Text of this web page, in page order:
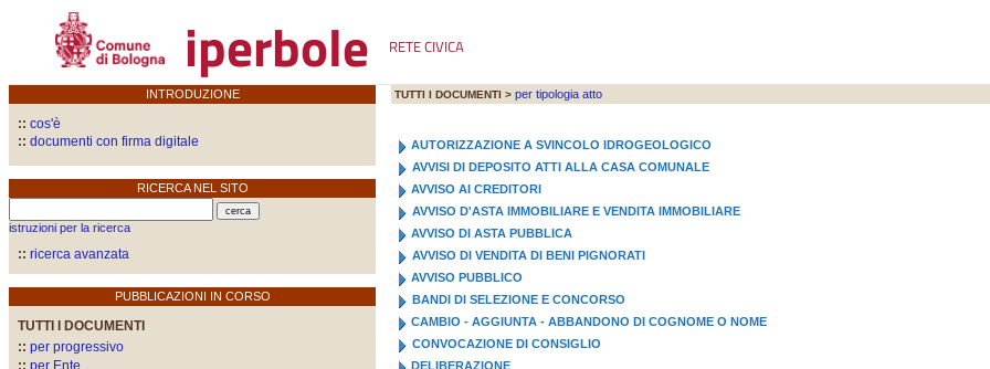
iperbole RETE CIVICA
INTRODUZIONE
:: cos'è
:: documenti con firma digitale
RICERCA NEL SITO
istruzioni per la ricerca
:: ricerca avanzata
PUBBLICAZIONI IN CORSO
TUTTI I DOCUMENTI
:: per progressivo
:: per Ente
TUTTI I DOCUMENTI > per tipologia atto
AUTORIZZAZIONE A SVINCOLO IDROGEOLOGICO
AVVISI DI DEPOSITO ATTI ALLA CASA COMUNALE
AVVISO AI CREDITORI
AVVISO D'ASTA IMMOBILIARE E VENDITA IMMOBILIARE
AVVISO DI ASTA PUBBLICA
AVVISO DI VENDITA DI BENI PIGNORATI
AVVISO PUBBLICO
BANDI DI SELEZIONE E CONCORSO
CAMBIO - AGGIUNTA - ABBANDONO DI COGNOME O NOME
CONVOCAZIONE DI CONSIGLIO
DELIBERAZIONE